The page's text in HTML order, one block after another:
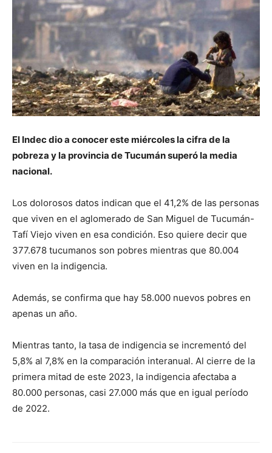
El Indec dio a conocer este miércoles la cifra de la
pobreza y la provincia de Tucumán superó la media
nacional.
Los dolorosos datos indican que el 41,2% de las personas
que viven en el aglomerado de San Miguel de Tucumán-
Tafí Viejo viven en esa condición. Eso quiere decir que
377.678 tucumanos son pobres mientras que 80.004
viven en la indigencia.
Además, se confirma que hay 58.000 nuevos pobres en
apenas un año.
Mientras tanto, la tasa de indigencia se incrementó del
5,8% al 7,8% en la comparación interanual. Al cierre de la
primera mitad de este 2023, la indigencia afectaba a
80.000 personas, casi 27.000 más que en igual período
de 2022.